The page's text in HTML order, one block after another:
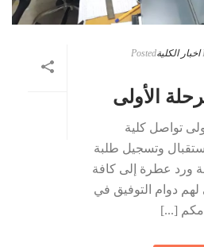
اخبار الكليةPosted
الأولى
تواصل كلية
وتسجيل طلبة
ورد عطرة إلى كافة
لهم دوام التوفيق في
[...]